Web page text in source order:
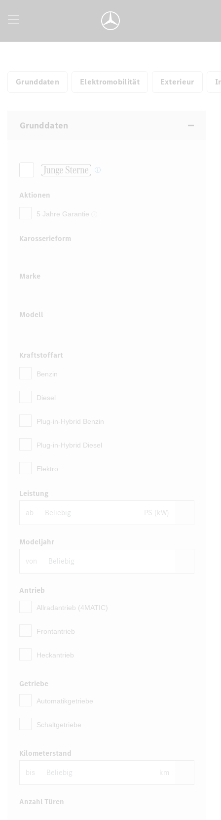
Grunddaten Elektromobilität Exterieur
Grunddaten
Aktionen
5 Jahre Garantie
Karosserieform
Marke
Modell
Kraftstoffart
Benzin
Diesel
Plug-in-Hybrid Benzin
Plug-in-Hybrid Diesel
Elektro
Leistung
ab PS (kW)
Modeljahr
von
Antrieb
Allradantrieb (4MATIC)
Frontantrieb
Heckantrieb
Getriebe
Automatikgetriebe
Schaltgetriebe
Kilometerstand
bis km
Anzahl Türen